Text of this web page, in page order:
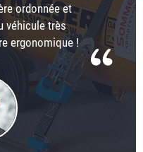
ordonnée et
véhicule très
ergonomique !